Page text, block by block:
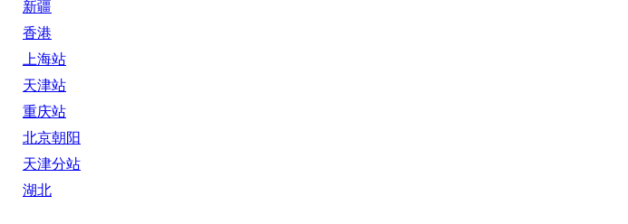
新疆
香港
上海站
天津站
重庆站
北京朝阳
天津分站
湖北